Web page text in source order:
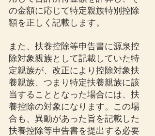
の金額に応じて特定親族特別控除
額を正しく記載します。
また、扶養控除等申告書に源泉控
除対象親族として記載していた特
定親族が、改正により控除対象扶
養親族、つまり特定扶養親族に該
当することとなった場合には、扶
養控除の対象になります。この場
合も、異動があった旨を記載した
扶養控除等申告書を提出する必要